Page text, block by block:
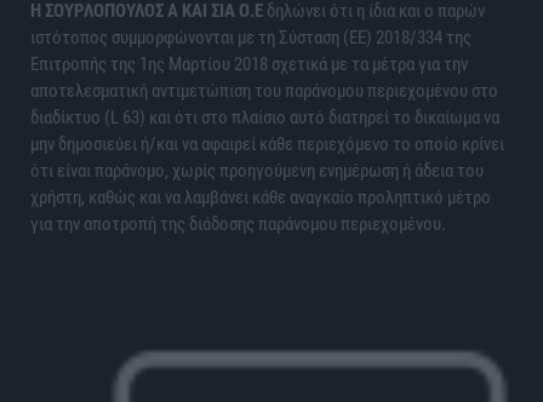
H ΣΟΥΡΛΟΠΟΥΛΟΣ Α ΚΑΙ ΣΙΑ Ο.Ε δηλώνει ότι η ίδια και ο παρών
ιστότοπος συμμορφώνονται με τη Σύσταση (ΕΕ) 2018/334 της
Επιτροπής της 1ης Μαρτίου 2018 σχετικά με τα μέτρα για την
αποτελεσματική αντιμετώπιση του παράνομου περιεχομένου στο
διαδίκτυο (L 63) και ότι στο πλαίσιο αυτό διατηρεί το δικαίωμα να
μην δημοσιεύει ή/και να αφαιρεί κάθε περιεχόμενο το οποίο κρίνει
ότι είναι παράνομο, χωρίς προηγούμενη ενημέρωση ή άδεια του
χρήστη, καθώς και να λαμβάνει κάθε αναγκαίο προληπτικό μέτρο
για την αποτροπή της διάδοσης παράνομου περιεχομένου.